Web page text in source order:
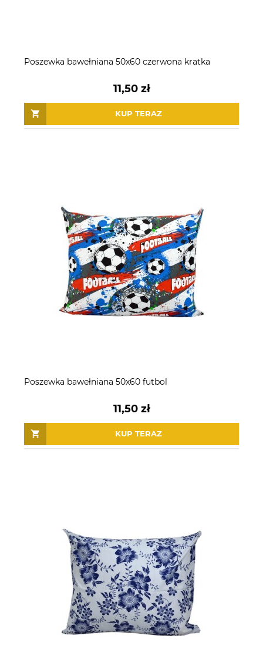
Poszewka bawełniana 50x60 czerwona kratka
11,50 zł
KUP TERAZ
Poszewka bawełniana 50x60 futbol
11,50 zł
KUP TERAZ